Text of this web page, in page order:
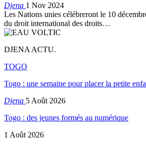
Djena 1 Nov 2024
Les Nations unies célébreront le 10
du droit international des droits…
DJENA ACTU.
TOGO
Togo : une semaine pour placer la petite
Djena 5 Août 2026
Togo : des jeunes formés au numérique
1 Août 2026